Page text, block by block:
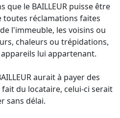
que le BAILLEUR puisse être
toutes réclamations faites
l'immeuble, les voisins ou
chaleurs ou trépidations,
lui appartenant.
aurait à payer des
du locataire, celui-ci serait
sans délai.